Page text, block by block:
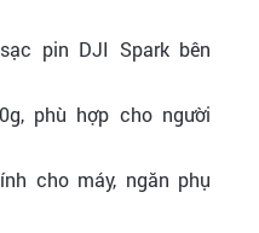
pin DJI Spark bên
phù hợp cho người
cho máy, ngăn phụ